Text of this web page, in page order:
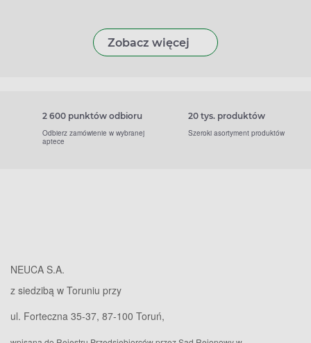
Zobacz więcej
2 600 punktów odbioru
Odbierz zamówienie w wybranej
aptece
20 tys. produktów
Szeroki asortyment produktów
NEUCA S.A.
z siedzibą w Toruniu przy
ul. Forteczna 35-37, 87-100 Toruń,